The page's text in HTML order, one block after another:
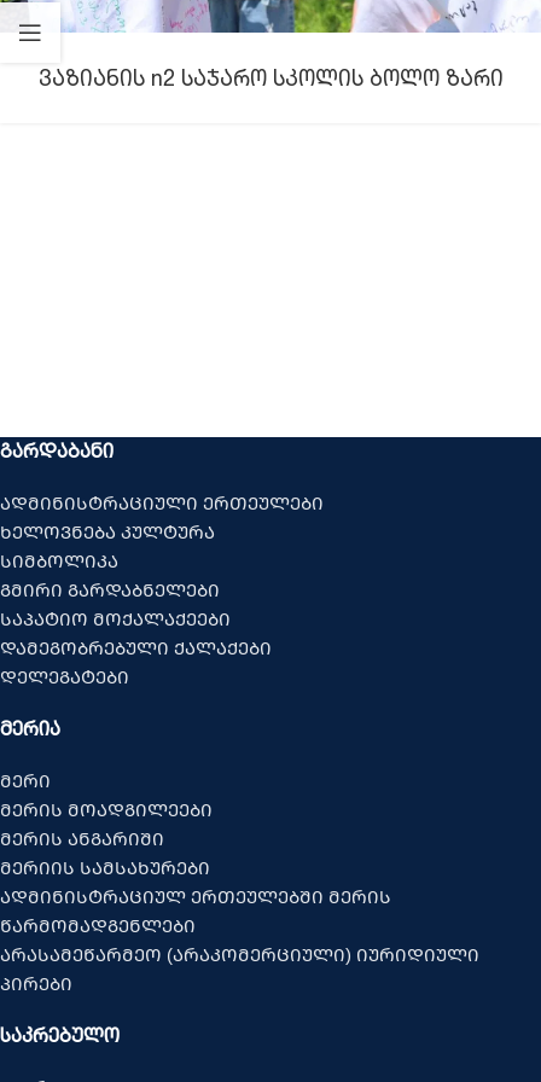
ვაზიანის n2 საჯარო სკოლის ბოლო ზარი
ᲒᲐᲠᲓᲐᲑᲐᲜᲘ
ადმინისტრაციული ერთეულები
ხელოვნება კულტურა
სიმბოლიკა
გმირი გარდაბნელები
საპატიო მოქალაქეები
დამეგობრებული ქალაქები
დელეგატები
ᲛᲔᲠᲘᲐ
მერი
მერის მოადგილეები
მერის ანგარიში
მერიის სამსახურები
ადმინისტრაციულ ერთეულებში მერის
წარმომადგენლები
არასამეწარმეო (არაკომერციული) იურიდიული
პირები
ᲡᲐᲙᲠᲔᲑᲣᲚᲝ